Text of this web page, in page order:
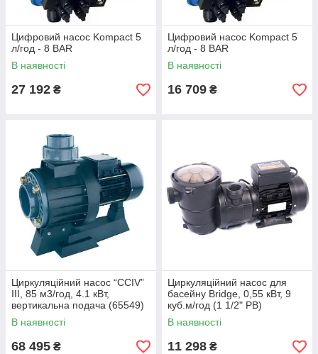
Цифровий насос Kompact 5
л/год - 8 BAR
В наявності
27 192 ₴
Цифровий насос Kompact 5
л/год - 8 BAR
В наявності
16 709 ₴
Циркуляційний насос “CCIV”
III, 85 м3/год, 4.1 кВт,
вертикальна подача (65549)
В наявності
68 495 ₴
Циркуляційний насос для
басейну Bridge, 0,55 кВт, 9
куб.м/год (1 1/2" РВ)
В наявності
11 298 ₴